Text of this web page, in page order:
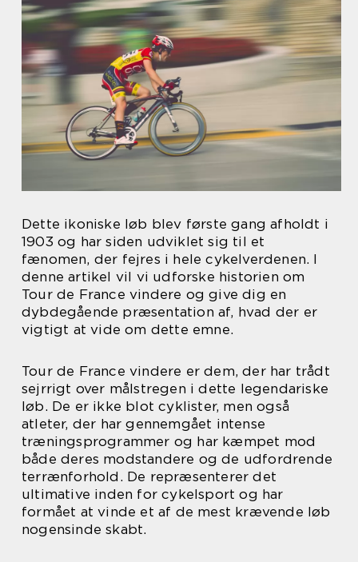
Dette ikoniske løb blev første gang afholdt i
1903 og har siden udviklet sig til et
fænomen, der fejres i hele cykelverdenen. I
denne artikel vil vi udforske historien om
Tour de France vindere og give dig en
dybdegående præsentation af, hvad der er
vigtigt at vide om dette emne.
Tour de France vindere er dem, der har trådt
sejrrigt over målstregen i dette legendariske
løb. De er ikke blot cyklister, men også
atleter, der har gennemgået intense
træningsprogrammer og har kæmpet mod
både deres modstandere og de udfordrende
terrænforhold. De repræsenterer det
ultimative inden for cykelsport og har
formået at vinde et af de mest krævende løb
nogensinde skabt.